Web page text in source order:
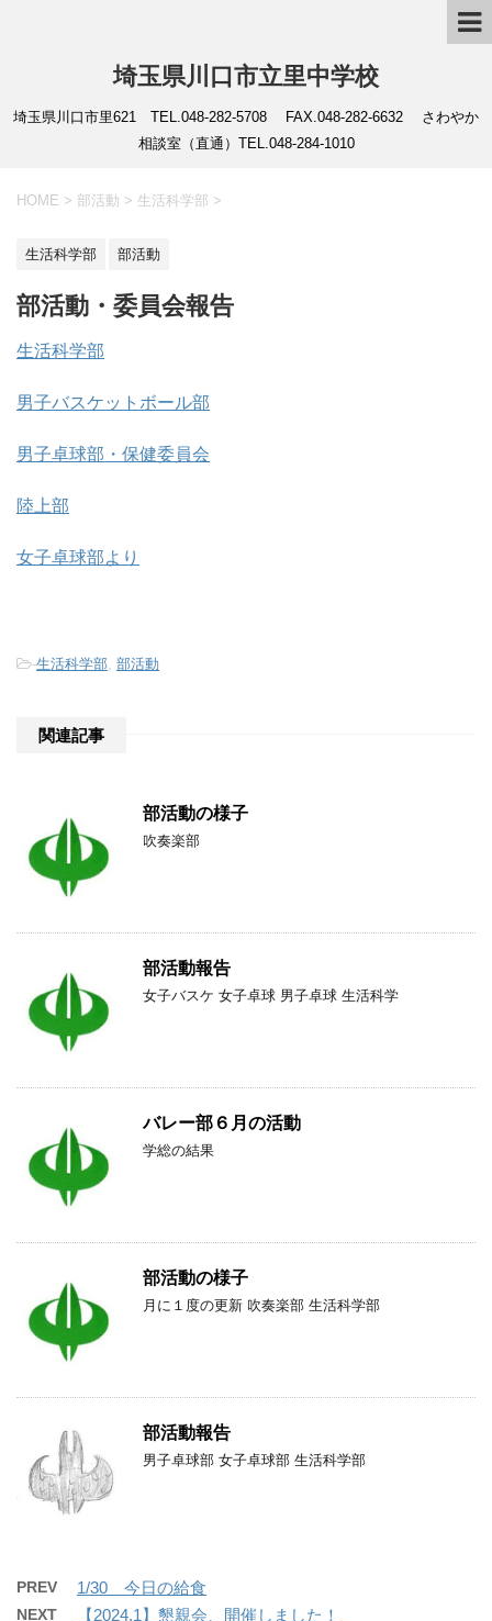
埼玉県川口市立里中学校
埼玉県川口市里621 TEL.048-282-5708 FAX.048-282-6632 さわやか
相談室（直通）TEL.048-284-1010
HOME > 部活動 > 生活科学部 >
生活科学部 部活動
部活動・委員会報告
生活科学部
男子バスケットボール部
男子卓球部・保健委員会
陸上部
女子卓球部より
-生活科学部 部活動
関連記事
部活動の様子
吹奏楽部
部活動報告
女子バスケ 女子卓球 男子卓球 生活科学
バレー部６月の活動
学総の結果
部活動の様子
月に１度の更新 吹奏楽部 生活科学部
部活動報告
男子卓球部 女子卓球部 生活科学部
PREV 1/30 今日の給食
NEXT 【2024.1】懇親会、開催しました！